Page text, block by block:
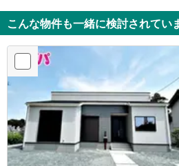
こんな物件も一緒に検討されてい